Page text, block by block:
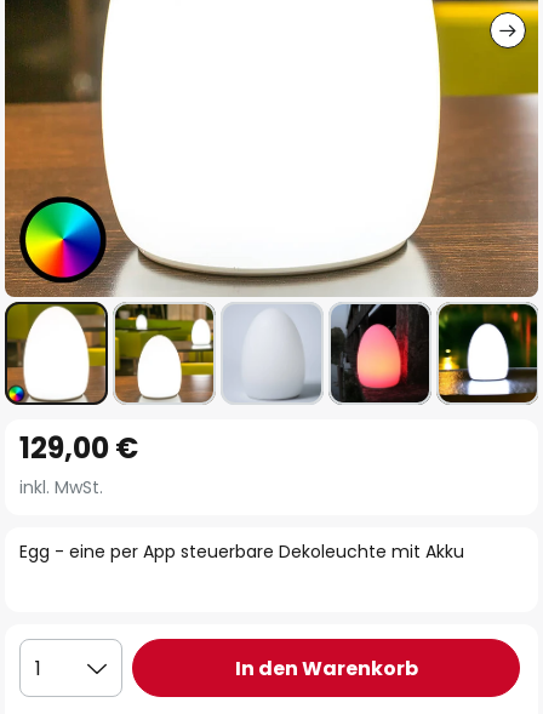
Anfang
der
springen
Egg - eine per App steuerbare Dekoleuchte mit Akku
129,00 €
inkl. MwSt.
1 In den Warenkorb